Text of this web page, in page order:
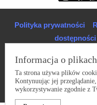
Informacja o
Ta strona używa plików
Kontynuując jej
wykorzystywanie zgodnie z
Polityka prywatności
dostępności